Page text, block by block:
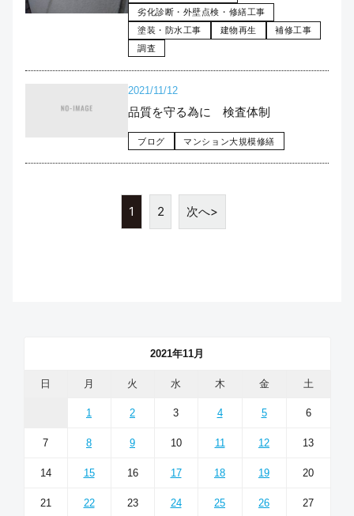
劣化診断・外壁点検・修繕工事
塗装・防水工事
建物再生
補修工事
調査
2021/11/12
品質を守る為に 検査体制
ブログ マンション大規模修繕
1 2 次へ>
2021年11月
日 月 火 水 木 金 土
1 2 3 4 5 6
7 8 9 10 11 12 13
14 15 16 17 18 19 20
21 22 23 24 25 26 27